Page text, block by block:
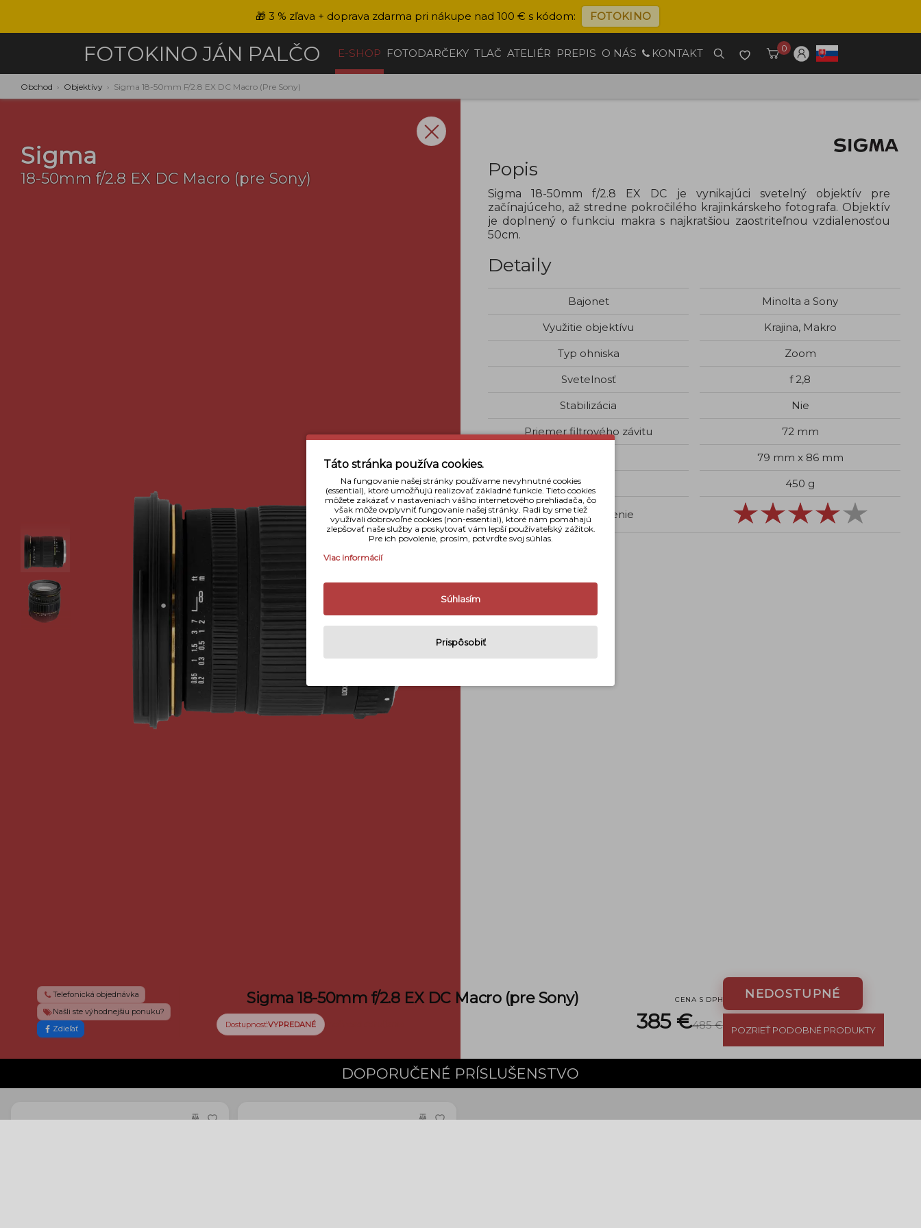
🎁 3 % zľava + doprava zdarma pri nákupe nad 100 € s kódom: FOTOKINO
FOTOKINO JÁN PALČO E-SHOP FOTODARČEKY TLAČ ATELIÉR PREPIS O NÁS KONTAKT 0
Obchod › Objektívy › Sigma 18-50mm F/2.8 EX DC Macro (pre Sony)
Sigma
18-50mm f/2.8 EX DC Macro (pre Sony) Popis
Sigma 18-50mm f/2.8 EX DC je vynikajúci svetelný objektív pre
začínajúceho, až stredne pokročilého krajinkárskeho fotografa. Objektív
je doplnený o funkciu makra s najkratšiou zaostriteľnou vzdialenosťou
50cm.
Detaily
Bajonet
Minolta a Sony
Využitie objektívu
Krajina, Makro
Typ ohniska
Zoom
Svetelnosť
f 2,8
Stabilizácia
Nie
Priemer filtrového závitu
72 mm
79 mm x 86 mm
Váha
450 g
Naše hodnotenie
DOPORUČENÉ PRÍSLUŠENSTVO
Táto stránka používa cookies.
Na fungovanie našej stránky používame nevyhnutné cookies
(essential), ktoré umožňujú realizovať základné funkcie. Tieto cookies
môžete zakázať v nastaveniach vášho internetového prehliadača, čo
však môže ovplyvniť fungovanie našej stránky. Radi by sme tiež
využívali dobrovoľné cookies (non-essential), ktoré nám pomáhajú
zlepšovať naše služby a poskytovať vám lepší používateľský zážitok.
Pre ich povolenie, prosím, potvrďte svoj súhlas.
Viac informácií
Súhlasím
Prispôsobiť
Telefonická objednávka
Našli ste výhodnejšiu ponuku?
Zdieľať
Sigma 18-50mm f/2.8 EX DC Macro (pre Sony)
Dostupnosť:VYPREDANÉ možnosti doručenia
CENA S DPH
385 €485 €
NEDOSTUPNÉ
POZRIEŤ PODOBNÉ PRODUKTY